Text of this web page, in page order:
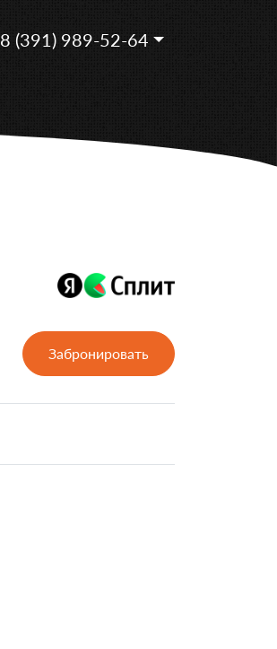
8 (391) 989-52-64
Забронировать